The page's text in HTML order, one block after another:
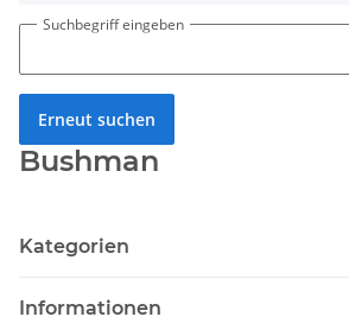
Suchbegriff eingeben
Erneut suchen
Bushman
Kategorien
Informationen